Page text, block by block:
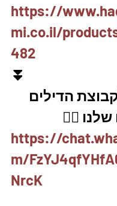
https://
mi.co.il/
482
⏬
הדילים
👇🏽
https://
m/
NrcK